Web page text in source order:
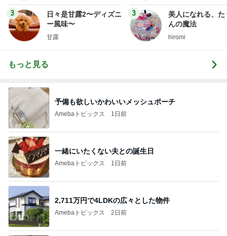
3
日々是甘露2〜ディズニ
ー風味〜
甘露
3
美人になれる、た
んの魔法
hiromi
もっと見る
予備も欲しいかわいいメッシュポーチ
Amebaトピックス 1日前
一緒にいたくない夫との誕生日
Amebaトピックス 1日前
2,711万円で4LDKの広々とした物件
Amebaトピックス 2日前